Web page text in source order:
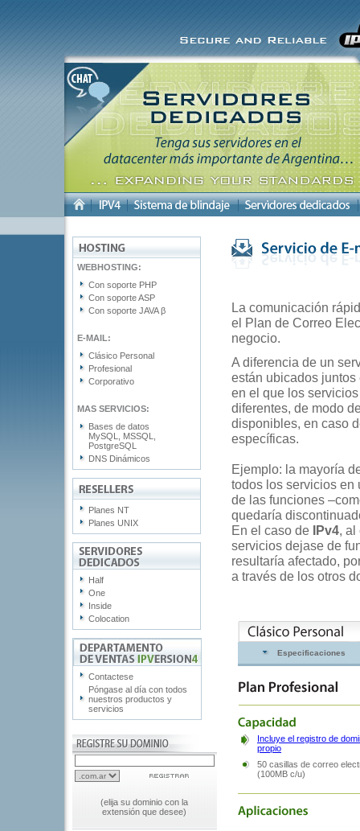
WEBHOSTING:
Con soporte PHP
Con soporte ASP
Con soporte JAVA β
E-MAIL:
Clásico Personal
Profesional
Corporativo
MAS SERVICIOS:
Bases de datos
MySQL, MSSQL,
PostgreSQL
DNS Dinámicos
Planes NT
Planes UNIX
Half
One
Inside
Colocation
Contactese
Póngase al día con todos
nuestros productos y
servicios
(elija su dominio con la
extensión que desee)
La comunicación
el Plan de Correo
negocio.
A diferencia de un
están ubicados
en el que los
diferentes, de modo
disponibles, en caso
específicas.
Ejemplo: la mayoría
todos los servicios en
de las funciones
quedaría
En el caso de IPv4, al
servicios dejase de
resultaría afectado,
a través de los otros